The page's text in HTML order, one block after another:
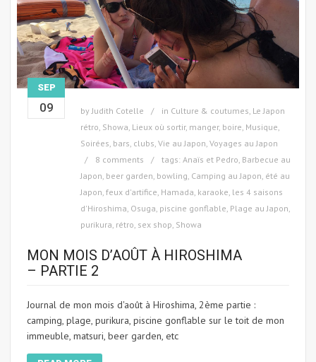
SEP
09 byJudith Cotelle in Culture & coutumes, Le Japon
rétro, Showa, Lieux où sortir, manger, boire, Musique,
Soirées, bars, clubs, Vie au Japon, Voyages au Japon
8 comments
tags: Anaïs et Pedro, Barbecue au
Japon, beer garden, bowling, Camping au Japon, été au
Japon, feux d'artifice, Hamada, karaoke, les 4 saisons
d'Hiroshima, Osuga, piscine gonflable, Plage au Japon,
purikura, rétro, sex shop, Showa
MON MOIS D’AOÛT À HIROSHIMA
– PARTIE 2
Journal de mon mois d'août à Hiroshima, 2ème partie :
camping, plage, purikura, piscine gonflable sur le toit de mon
immeuble, matsuri, beer garden, etc